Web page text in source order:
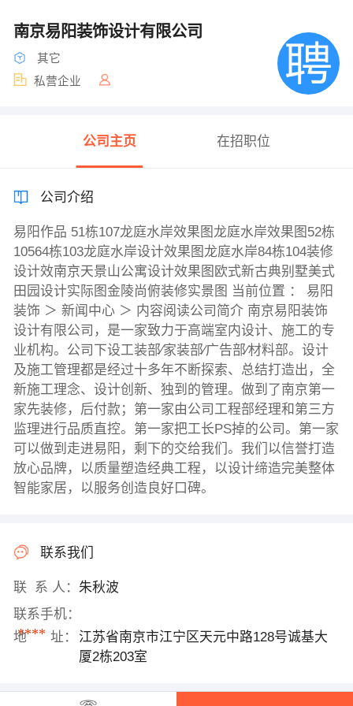
南京易阳装饰设计有限公司
其它
私营企业
公司主页 在招职位
公司介绍
易阳作品 51栋107龙庭水岸效果图龙庭水岸效果图52栋
10564栋103龙庭水岸设计效果图龙庭水岸84栋104装修
设计效南京天景山公寓设计效果图欧式新古典别墅美式
田园设计实际图金陵尚俯装修实景图 当前位置 ： 易阳
装饰 ＞ 新闻中心 ＞ 内容阅读公司简介 南京易阳装饰
设计有限公司，是一家致力于高端室内设计、施工的专
业机构。公司下设工装部∕家装部∕广告部∕材料部。设计
及施工管理都是经过十多年不断探索、总结打造出，全
新施工理念、设计创新、独到的管理。做到了南京第一
家先装修，后付款；第一家由公司工程部经理和第三方
监理进行品质直控。第一家把工长PS掉的公司。第一家
可以做到走进易阳，剩下的交给我们。我们以信誉打造
放心品牌，以质量塑造经典工程，以设计缔造完美整体
智能家居，以服务创造良好口碑。
联系我们
联 系 人： 朱秋波
联系手机：
****
地 址：
江苏省南京市江宁区天元中路128号诚基大
厦2栋203室